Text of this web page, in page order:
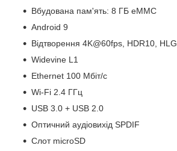
Вбудована пам'ять: 8 ГБ eMMC
Android 9
Відтворення 4K@60fps, HDR10, HLG
Widevine L1
Ethernet 100 Мбіт/с
Wi-Fi 2.4 ГГц
USB 3.0 + USB 2.0
Оптичний аудіовихід SPDIF
Слот microSD